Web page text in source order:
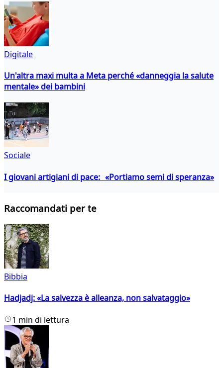
Digitale
Un'altra maxi multa a Meta perché «danneggia la salute
mentale» dei bambini
Sociale
I giovani artigiani di pace: «Portiamo semi di speranza»
Raccomandati per te
Bibbia
Hadjadj: «La salvezza è alleanza, non salvataggio»
1 min di lettura